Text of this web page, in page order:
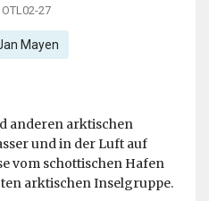
27
Mayen
anderen arktischen
und in der Luft auf
vom schottischen Hafen
arktischen Inselgruppe.